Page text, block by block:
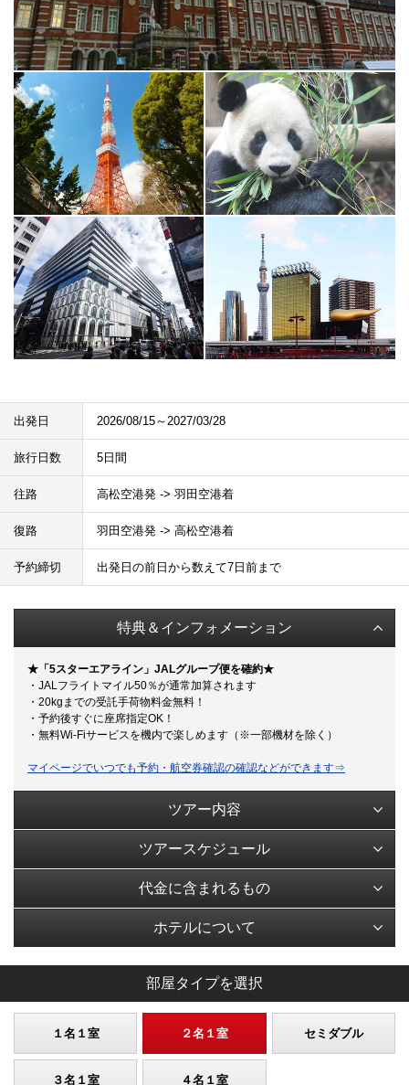
出発日 2026/08/15～2027/03/28
旅行日数 5日間
往路 高松空港発 -> 羽田空港着
復路 羽田空港発 -> 高松空港着
予約締切 出発日の前日から数えて7日前まで
特典＆インフォメーション
★「5スターエアライン」JALグループ便を確約★
・JALフライトマイル50％が通常加算されます
・20kgまでの受託手荷物料金無料！
・予約後すぐに座席指定OK！
・無料Wi-Fiサービスを機内で楽しめます（※一部機材を除く）
マイページでいつでも予約・航空券確認の確認などができます⇒
ツアー内容
ツアースケジュール
代金に含まれるもの
ホテルについて
部屋タイプを選択
１名１室 ２名１室 セミダブル
３名１室 ４名１室